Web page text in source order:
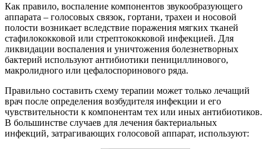
Как правило, воспаление компонентов звукообразующего
аппарата – голосовых связок, гортани, трахеи и носовой
полости возникает вследствие поражения мягких тканей
стафилококковой или стрептококковой инфекцией. Для
ликвидации воспаления и уничтожения болезнетворных
бактерий используют антибиотики пенициллинового,
макролидного или цефалоспоринового ряда.
Правильно составить схему терапии может только лечащий
врач после определения возбудителя инфекции и его
чувствительности к компонентам тех или иных антибиотиков.
В большинстве случаев для лечения бактериальных
инфекций, затрагивающих голосовой аппарат, используют: